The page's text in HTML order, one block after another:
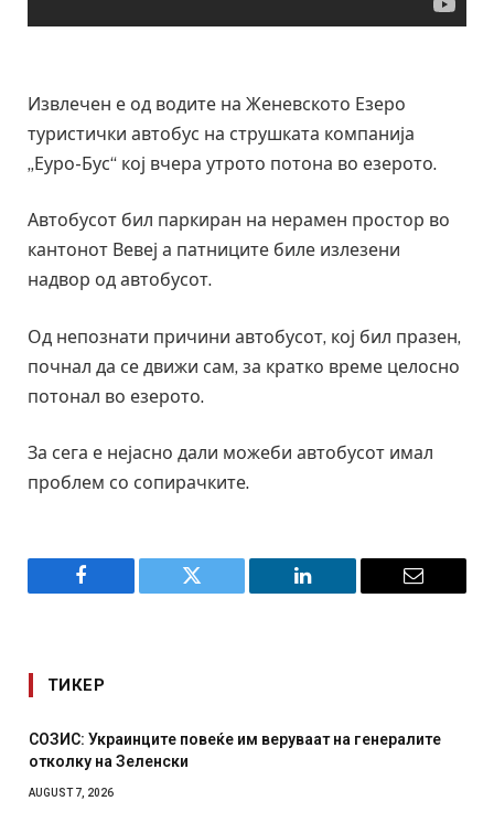
Извлечен е од водите на Женевското Езеро
туристички автобус на струшката компанија
„Еуро-Бус“ кој вчера утрото потона во езерото.
Автобусот бил паркиран на нерамен простор во
кантонот Вевеј а патниците биле излезени
надвор од автобусот.
Од непознати причини автобусот, кој бил празен,
почнал да се движи сам, за кратко време целосно
потонал во езерото.
За сега е нејасно дали можеби автобусот имал
проблем со сопирачките.
Facebook Twitter LinkedIn Email
ТИКЕР
СОЗИС: Украинците повеќе им веруваат на генералите
отколку на Зеленски
AUGUST 7, 2026